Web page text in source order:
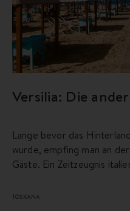
Versilia: Die
Lange bevor das
wurde, empfing man an
Gäste. Ein Zeitzeugnis
TOSKANA